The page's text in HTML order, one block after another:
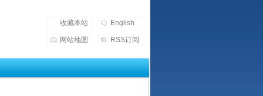
收藏本站 English
网站地图 RSS订阅